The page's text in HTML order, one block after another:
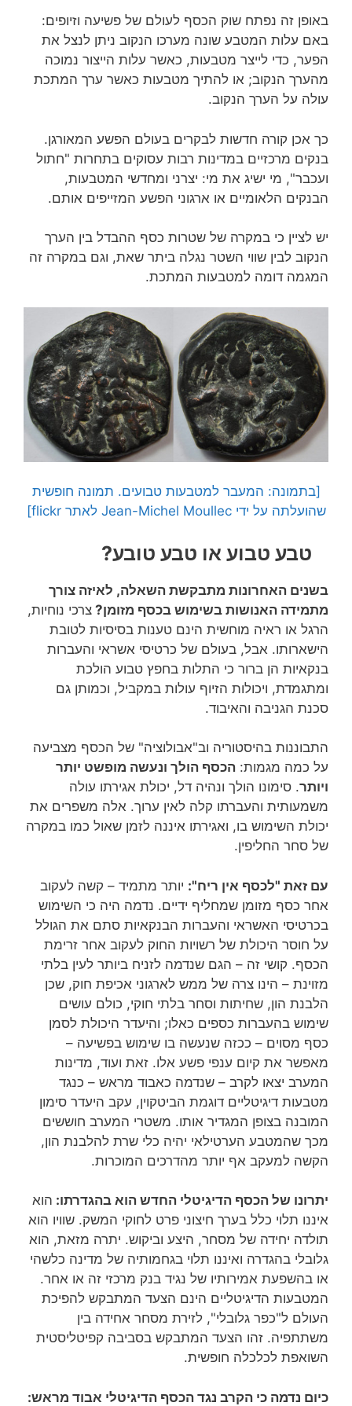
באופן זה נפתח שוק הכסף לעולם של פשיעה וזיופים:
באם עלות המטבע שונה מערכו הנקוב ניתן לנצל את
הפער, כדי לייצר מטבעות, כאשר עלות הייצור נמוכה
מהערך הנקוב; או להתיך מטבעות כאשר ערך המתכת
עולה על הערך הנקוב.
כך אכן קורה חדשות לבקרים בעולם הפשע המאורגן.
בנקים מרכזיים במדינות רבות עסוקים בתחרות "חתול
ועכבר", מי ישיג את מי: יצרני ומחדשי המטבעות,
הבנקים הלאומיים או ארגוני הפשע המזייפים אותם.
יש לציין כי במקרה של שטרות כסף ההבדל בין הערך
הנקוב לבין שווי השטר נגלה ביתר שאת, וגם במקרה זה
המגמה דומה למטבעות המתכת.
[בתמונה: המעבר למטבעות טבועים. תמונה חופשית
שהועלתה על ידי Jean-Michel Moullec לאתר flickr]
טבע טבוע או טבע טובע?
בשנים האחרונות מתבקשת השאלה, לאיזה צורך
מתמידה האנושות בשימוש בכסף מזומן? צרכי נוחיות,
הרגל או ראיה מוחשית הינם טענות בסיסיות לטובת
הישארותו. אבל, בעולם של כרטיסי אשראי והעברות
בנקאיות הן ברור כי התלות בחפץ טבוע הולכת
ומתגמדת, ויכולות הזיוף עולות במקביל, וכמותן גם
סכנת הגניבה והאיבוד.
התבוננות בהיסטוריה וב"אבולוציה" של הכסף מצביעה
על כמה מגמות: הכסף הולך ונעשה מופשט יותר
ויותר. סימונו הולך ונהיה דל, יכולת אגירתו עולה
משמעותית והעברתו קלה לאין ערוך. אלה משפרים את
יכולת השימוש בו, ואגירתו איננה לזמן שאול כמו במקרה
של סחר החליפין.
עם זאת "לכסף אין ריח": יותר מתמיד – קשה לעקוב
אחר כסף מזומן שמחליף ידיים. נדמה היה כי השימוש
בכרטיסי האשראי והעברות הבנקאיות סתם את הגולל
על חוסר היכולת של רשויות החוק לעקוב אחר זרימת
הכסף. קושי זה – הגם שנדמה לזניח ביותר לעין בלתי
מזוינת – הינו צרה של ממש לארגוני אכיפת חוק, שכן
הלבנת הון, שחיתות וסחר בלתי חוקי, כולם עושים
שימוש בהעברות כספים כאלו; והיעדר היכולת לסמן
כסף מסוים – ככזה שנעשה בו שימוש בפשיעה –
מאפשר את קיום ענפי פשע אלו. זאת ועוד, מדינות
המערב יצאו לקרב – שנדמה כאבוד מראש – כנגד
מטבעות דיגיטליים דוגמת הביטקוין, עקב היעדר סימון
המובנה בצופן המגדיר אותו. משטרי המערב חוששים
מכך שהמטבע הערטילאי יהיה כלי שרת להלבנת הון,
הקשה למעקב אף יותר מהדרכים המוכרות.
יתרונו של הכסף הדיגיטלי החדש הוא בהגדרתו: הוא
איננו תלוי כלל בערך חיצוני פרט לחוקי המשק. שוויו הוא
תולדה יחידה של מסחר, היצע וביקוש. יתרה מזאת, הוא
גלובלי בהגדרה ואיננו תלוי בגחמותיה של מדינה כלשהי
או בהשפעת אמירותיו של נגיד בנק מרכזי זה או אחר.
המטבעות הדיגיטליים הינם הצעד המתבקש להפיכת
העולם ל"כפר גלובלי", לזירת מסחר אחידה בין
משתתפיה. זהו הצעד המתבקש בסביבה קפיטליסטית
השואפת לכלכלה חופשית.
כיום נדמה כי הקרב נגד הכסף הדיגיטלי אבוד מראש: